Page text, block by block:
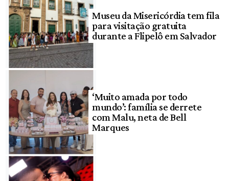
Museu da Misericórdia tem fila
para visitação gratuita
durante a Flipelô em Salvador
‘Muito amada por todo
mundo’: família se derrete
com Malu, neta de Bell
Marques